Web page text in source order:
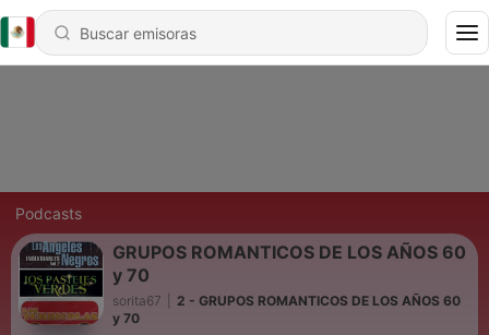
Podcasts
GRUPOS ROMANTICOS DE LOS AÑOS 60
y 70
sorita67
2 - GRUPOS ROMANTICOS DE LOS AÑOS 60
y 70